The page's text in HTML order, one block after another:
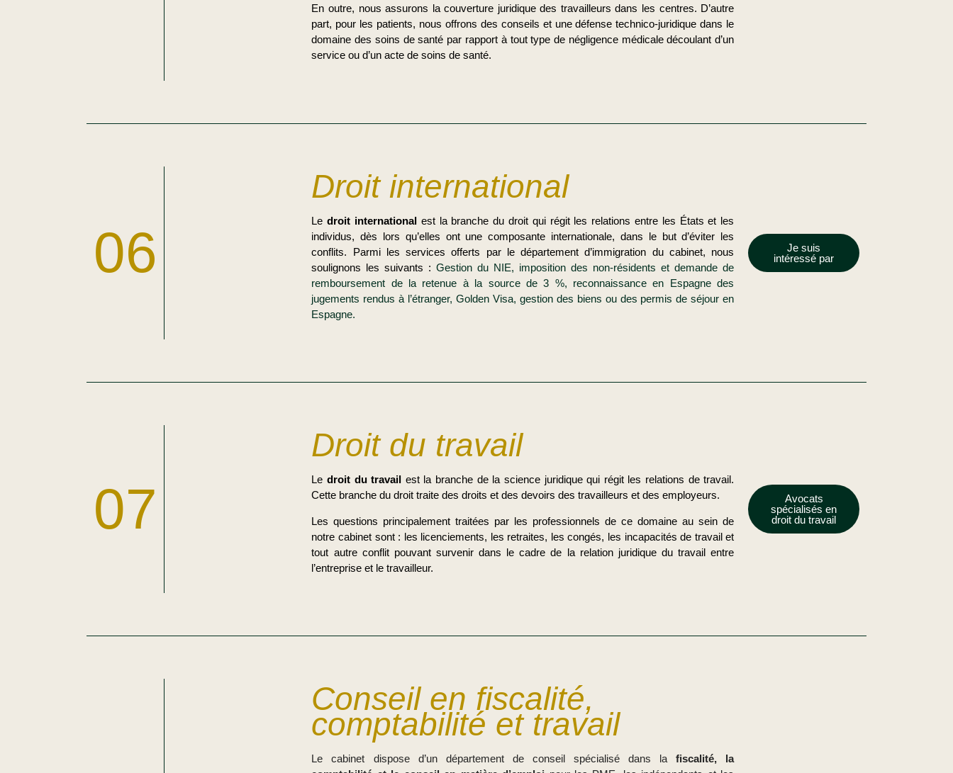
En outre, nous assurons la couverture juridique des travailleurs dans les centres. D’autre
part, pour les patients, nous offrons des conseils et une défense technico-juridique dans le
domaine des soins de santé par rapport à tout type de négligence médicale découlant d’un
service ou d’un acte de soins de santé.
06
Droit international
Ledroit international est la branche du droit qui régit les relations entre les États et les
individus, dès lors qu’elles ont une composante internationale, dans le but d’éviter les
conflits. Parmi les services offerts par le département d’immigration du cabinet, nous
soulignons les suivants :Gestion du NIE, imposition des non-résidents et demande de
remboursement de la retenue à la source de 3 %, reconnaissance en Espagne des
jugements rendus à l’étranger, Golden Visa, gestion des biens ou des permis de séjour en
Espagne.
Je suis
intéressé par
07
Droit du travail
Ledroit du travail est la branche de la science juridique qui régit les relations de travail.
Cette branche du droit traite des droits et des devoirs des travailleurs et des employeurs.
Les questions principalement traitées par les professionnels de ce domaine au sein de
notre cabinet sont : les licenciements, les retraites, les congés, les incapacités de travail et
tout autre conflit pouvant survenir dans le cadre de la relation juridique du travail entre
l’entreprise et le travailleur.
Avocats
spécialisés en
droit du travail
Conseil en fiscalité,
comptabilité et travail
Le cabinet dispose d’un département de conseil spécialisé dans lafiscalité, la